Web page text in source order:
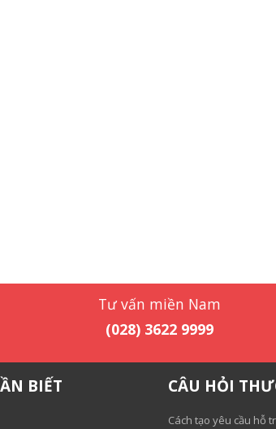
Tư vấn miền Nam
(028) 3622 9999
BIẾT CÂU HỎI
Cách tạo yêu cầu hỗ